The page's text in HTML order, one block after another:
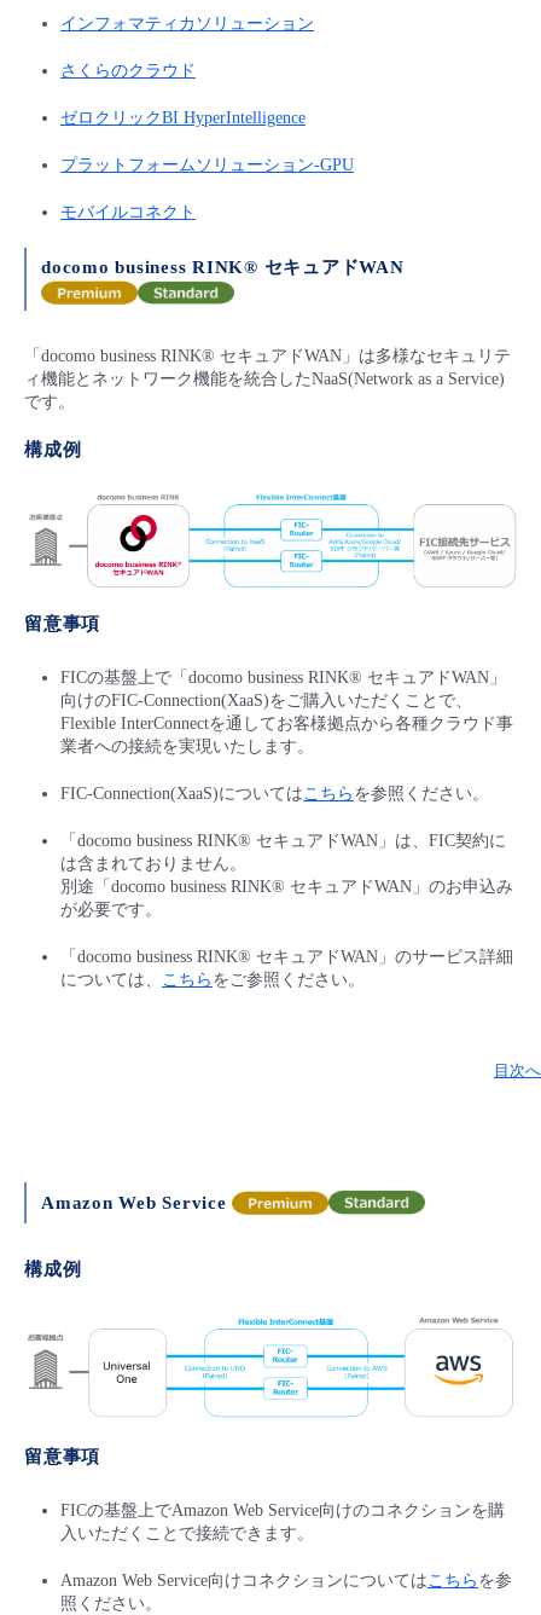
インフォマティカソリューション
さくらのクラウド
ゼロクリックBI HyperIntelligence
プラットフォームソリューション-GPU
モバイルコネクト
docomo business RINK® セキュアドWAN
「docomo business RINK® セキュアドWAN」は多様なセキュリテ
ィ機能とネットワーク機能を統合したNaaS(Network as a Service)
です。
構成例
留意事項
FICの基盤上で「docomo business RINK® セキュアドWAN」
向けのFIC-Connection(XaaS)をご購入いただくことで、
Flexible InterConnectを通してお客様拠点から各種クラウド事
業者への接続を実現いたします。
FIC-Connection(XaaS)についてはこちら を参照ください。
「docomo business RINK® セキュアドWAN」は、FIC契約に
は含まれておりません。
別途「docomo business RINK® セキュアドWAN」のお申込み
が必要です。
「docomo business RINK® セキュアドWAN」のサービス詳細
については、 こちら をご参照ください。
目次へ
Amazon Web Service
構成例
留意事項
FICの基盤上でAmazon Web Service向けのコネクションを購
入いただくことで接続できます。
Amazon Web Service向けコネクションについては こちら を参
照ください。